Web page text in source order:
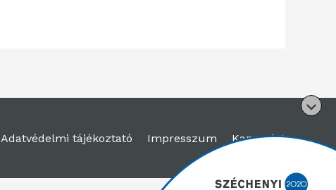
Adatvédelmi tájékoztató Impresszum Kapcsolat